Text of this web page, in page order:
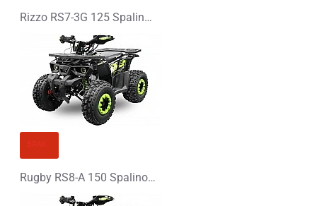
Rizzo RS7-3G 125 Spalinowy Midi Quad - PLATIN LINE
Rugby RS8-A 150 Spalinowy Midi Quad - PLATIN LINE